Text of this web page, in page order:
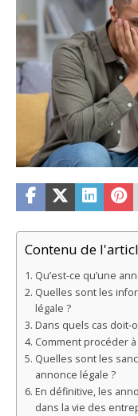
Contenu de
Qu’est-ce qu’une
Quelles sont les
légale ?
Dans quels cas doit-
Comment procéder
Quelles sont les
annonce légale ?
En définitive, les
dans la vie des